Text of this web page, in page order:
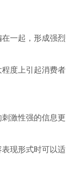
一起，形成强烈
度上引起消费者
激性强的信息更
现形式时可以适